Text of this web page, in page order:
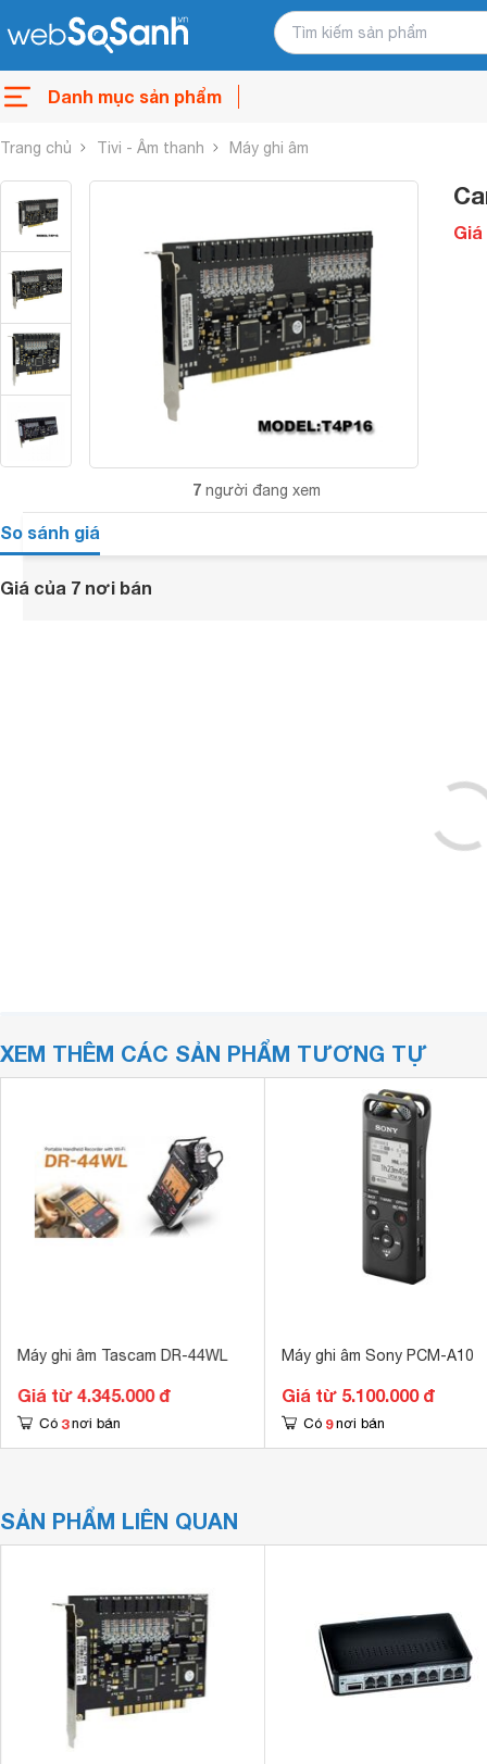
Danh mục sản phẩm
Trang chủ Tivi - Âm thanh Máy ghi âm
7 người đang xem
Giá
So sánh giá
Giá của 7 nơi bán
XEM THÊM CÁC SẢN PHẨM TƯƠNG TỰ
Máy ghi âm Tascam DR-44WL
Giá từ 4.345.000 đ
Có 3 nơi bán
Máy ghi âm Sony PCM-A10
Giá từ 5.100.000 đ
Có 9 nơi bán
SẢN PHẨM LIÊN QUAN